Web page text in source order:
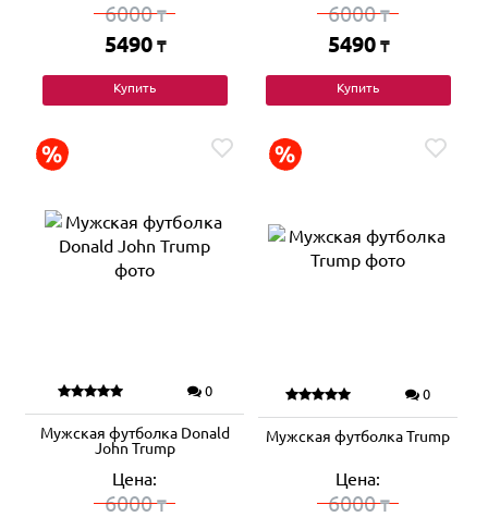
6000₸
5490 ₸
Купить
6000₸
5490 ₸
Купить
0
Мужская футболка Donald
John Trump
Цена:
6000₸
0
Мужская футболка Trump
Цена:
6000₸